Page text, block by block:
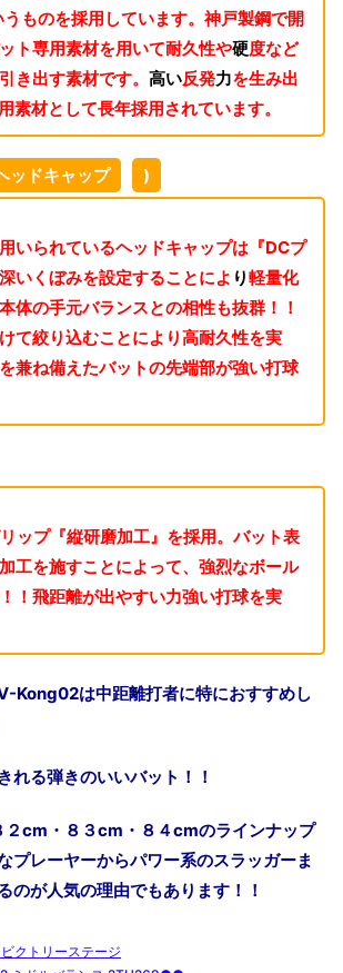
うものを採用しています。神戸製鋼で開
ト専用素材を用いて耐久性や硬度など
き出す素材です。 高い反発力を生み出
素材として長年採用されています。
ッドキャップ )
いられているヘッドキャップは『DCプ
いくぼみを設定することによ り軽量化
体の手元バランスとの相性も抜群！！
て絞り込むことにより高耐久性を実
兼ね備えたバットの先端部が強い打球
ップ『縦研磨加工』を採用。バット表
加工を施すことによって、強烈なボール
！飛距離が出やすい力強い打球を実
Kong02は中距離打者に特におすすめし
れる弾きのいいバット！！
２cm ・８３cm ・８４cmのラインナップ
プレーヤーからパワー系のスラッガーま
のが人気の理由でもあります！！
ビクトリーステージ